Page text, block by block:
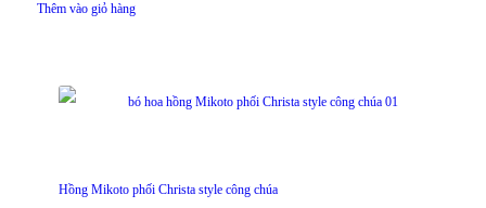
Thêm vào giỏ hàng
Hồng Mikoto phối Christa style công chúa